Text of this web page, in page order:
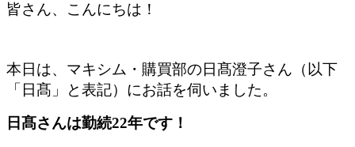
皆さん、こんにちは！
本日は、マキシム・購買部の日髙澄子さん（以下
「日髙」と表記）にお話を伺いました。
日髙さんは勤続22年です！